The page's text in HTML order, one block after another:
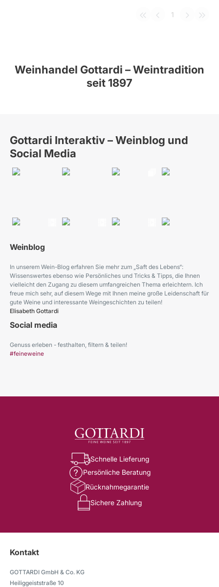
1
Weinhandel Gottardi – Weintradition
seit 1897
Gottardi Interaktiv – Weinblog und
Social Media
Weinblog
In unserem Wein-Blog erfahren Sie mehr zum „Saft des Lebens“:
Wissenswertes ebenso wie Persönliches und Tricks & Tipps, die Ihnen
vielleicht den Zugang zu diesem umfangreichen Thema erleichtern. Ich
freue mich sehr, auf diesem Wege mit Ihnen meine große Leidenschaft für
gute Weine und interessante Weingeschichten zu teilen!
Elisabeth Gottardi
Social media
Genuss erleben - festhalten, filtern & teilen!
#feineweine
Schnelle Lieferung
Persönliche Beratung
Rücknahmegarantie
Sichere Zahlung
Kontakt
GOTTARDI GmbH & Co. KG
Heiliggeiststraße 10